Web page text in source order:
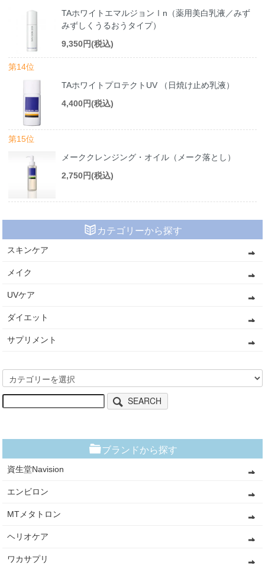
TAホワイトエマルジョンⅠn（薬用美白乳液／みず
みずしくうるおうタイプ）
9,350円(税込)
第14位
TAホワイトプロテクトUV （日焼け止め乳液）
4,400円(税込)
第15位
メーククレンジング・オイル（メーク落とし）
2,750円(税込)
カテゴリーから探す
スキンケア
メイク
UVケア
ダイエット
サプリメント
SEARCH
ブランドから探す
資生堂Navision
エンビロン
MTメタトロン
ヘリオケア
ワカサプリ